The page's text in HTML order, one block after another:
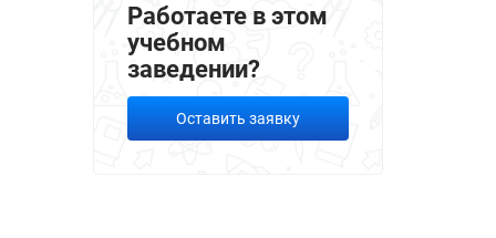
Работаете в этом
учебном
заведении?
Оставить заявку